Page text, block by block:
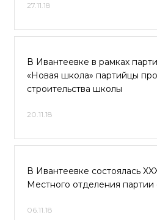
27.11.18
В Ивантеевке в рамках
«Новая школа» партийцы
строительства школы
20.11.18
В Ивантеевке состоялась
Местного отделения партии
06.11.18